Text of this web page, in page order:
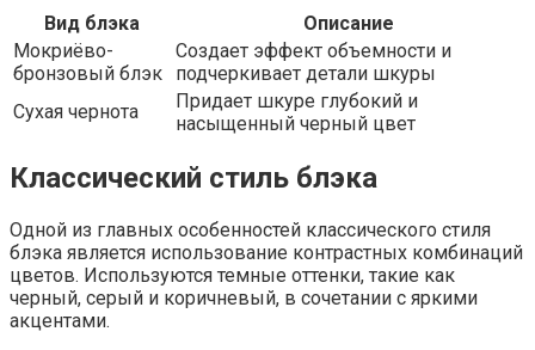
Вид блэка
Описание
Мокриёво-
бронзовый блэк
Создает эффект объемности и
подчеркивает детали шкуры
Сухая чернота
Придает шкуре глубокий и
насыщенный черный цвет
Классический стиль блэка
Одной из главных особенностей классического стиля
блэка является использование контрастных комбинаций
цветов. Используются темные оттенки, такие как
черный, серый и коричневый, в сочетании с яркими
акцентами.